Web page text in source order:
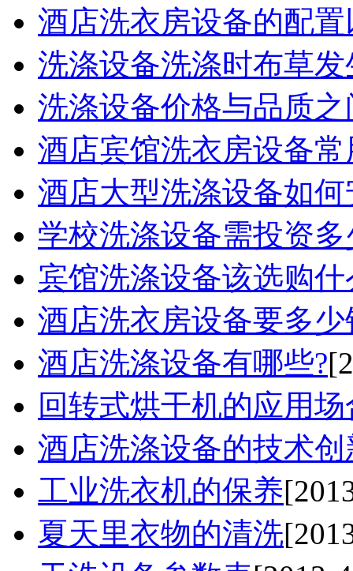
酒店洗衣房设备的配置
洗涤设备洗涤时布草发
洗涤设备价格与品质之
酒店宾馆洗衣房设备常
酒店大型洗涤设备如何
学校洗涤设备需投资多
宾馆洗涤设备该选购什
酒店洗衣房设备要多少
酒店洗涤设备有哪些?
回转式烘干机的应用场
酒店洗涤设备的技术
工业洗衣机的保养
夏天里衣物的清洗